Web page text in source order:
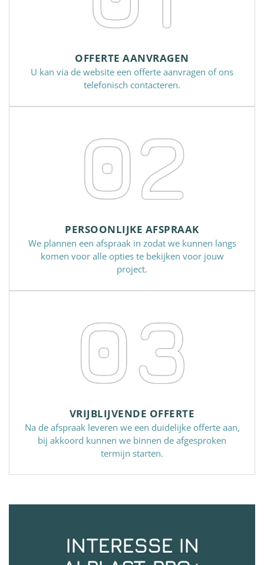
OFFERTE AANVRAGEN
U kan via de website een offerte aanvragen of ons
telefonisch contacteren.
02
PERSOONLIJKE AFSPRAAK
We plannen een afspraak in zodat we kunnen langs
komen voor alle opties te bekijken voor jouw
project.
03
VRIJBLIJVENDE OFFERTE
Na de afspraak leveren we een duidelijke offerte aan,
bij akkoord kunnen we binnen de afgesproken
termijn starten.
INTERESSE IN